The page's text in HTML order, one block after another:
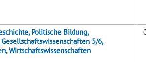
Politische Bildung,
5/6,
Wirtschaftswissenschaften